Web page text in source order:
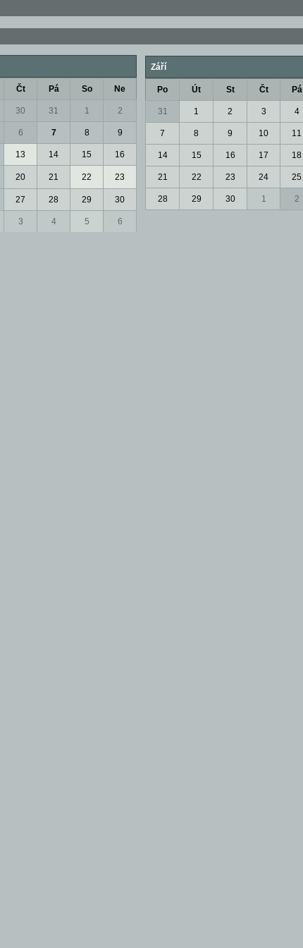
Čt Pá So Ne
30 31 1 2
6 7 8 9
13 14 15 16
20 21 22 23
27 28 29 30
3 4 5 6
Září
Po Út St Čt Pá
31 1 2 3 4
7 8 9 10 11
14 15 16 17 18
21 22 23 24 25
28 29 30 1 2